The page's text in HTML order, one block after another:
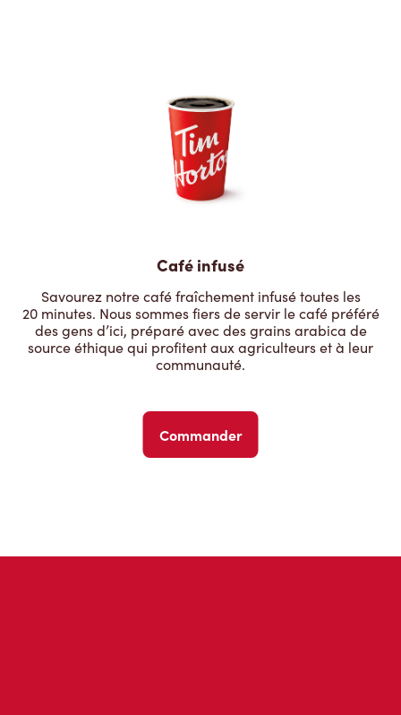
Café infusé
Savourez notre café fraîchement infusé toutes les
20 minutes. Nous sommes fiers de servir le café préféré
des gens d’ici, préparé avec des grains arabica de
source éthique qui profitent aux agriculteurs et à leur
communauté.
Commander